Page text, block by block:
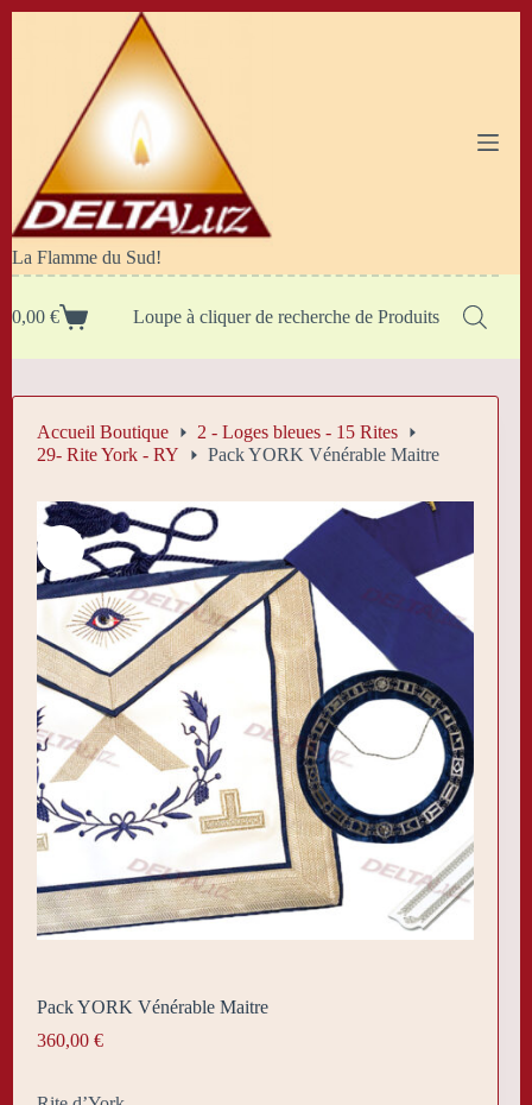
La Flamme du Sud!
Panier
0,00 € Loupe à cliquer de recherche de Produits
Accueil Boutique
2 - Loges bleues - 15 Rites
29- Rite York - RY
Pack YORK Vénérable Maitre
Pack YORK Vénérable Maitre
360,00 €